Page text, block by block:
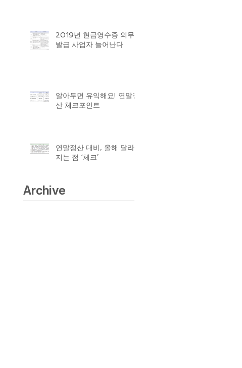
2019년 현금영수증 의무
발급 사업자 늘어난다
알아두면 유익해요! 연말정
산 체크포인트
연말정산 대비, 올해 달라
지는 점 ‘체크’
Archive